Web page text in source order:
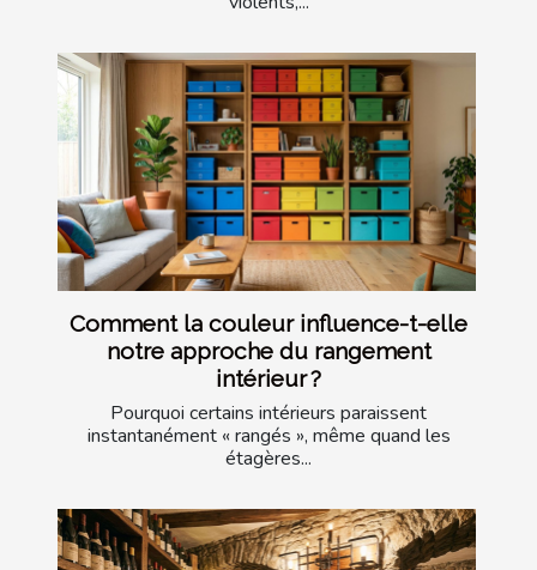
Comment la couleur influence-t-elle
notre approche du rangement
intérieur ?
Pourquoi certains intérieurs paraissent
instantanément « rangés », même quand les
étagères...